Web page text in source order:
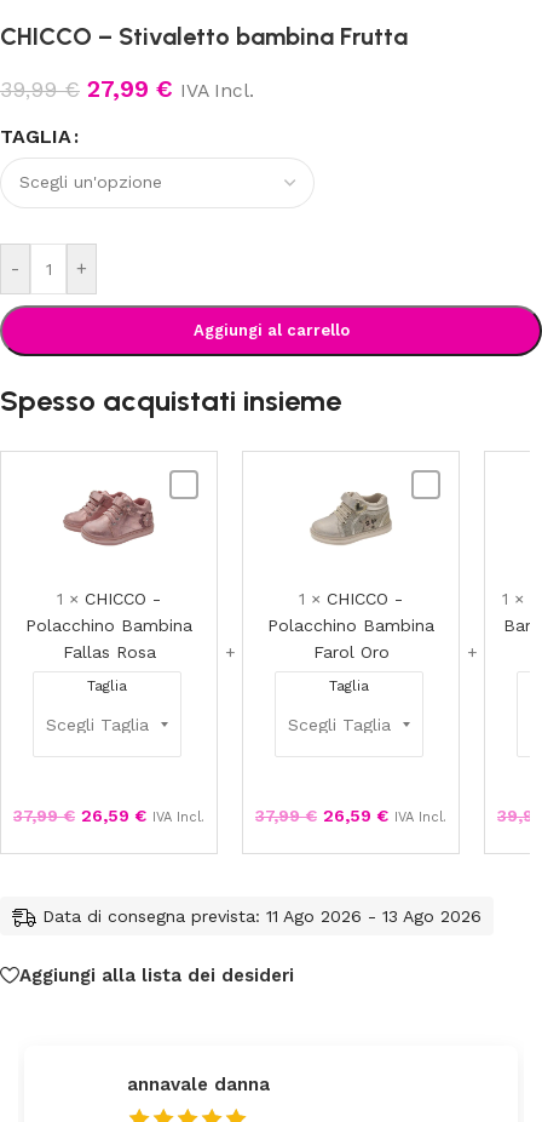
CHICCO – Stivaletto bambina Frutta
39,99€ 27,99 € IVA Incl.
TAGLIA
- +
Aggiungi al carrello
Spesso acquistati insieme
Rosa
1 × CHICCO -
Polacchino Bambina
Fallas Rosa
Taglia
37,99€ 26,59 € IVA Incl.
Oro
1 × CHICCO -
Polacchino Bambina
Farol Oro
Taglia
37,99€ 26,59 € IVA Incl.
1 ×
Data di consegna prevista: 11 Ago 2026 - 13 Ago 2026
Aggiungi alla lista dei desideri
federica